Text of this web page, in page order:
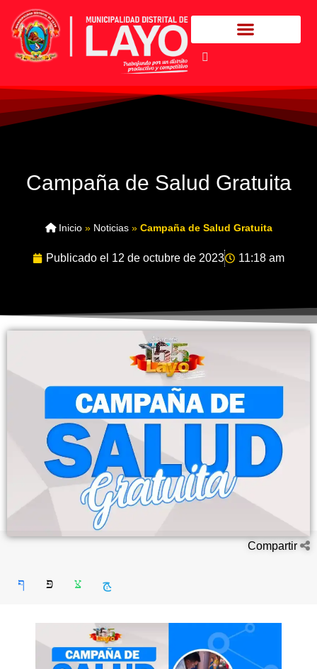
Campaña de Salud Gratuita
Inicio» Noticias» Campaña de Salud Gratuita
Publicado el 12 de octubre de 2023 11:18 am
Compartir